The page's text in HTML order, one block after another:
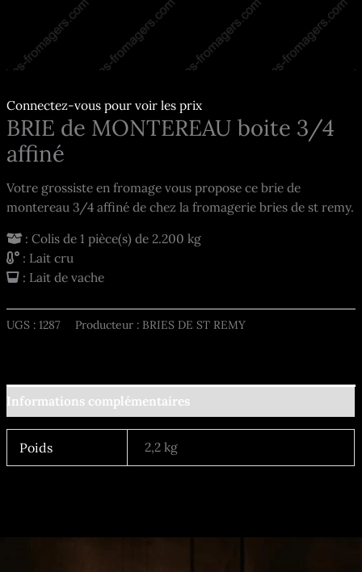
Connectez-vous pour voir les prix
BRIE de MONTEREAU boite 3/4
affiné
Votre grossiste en fromage vous propose ce brie de
montereau 3/4 affiné de chez la fromagerie bries de st remy.
: Colis de 1 pièce(s) de 2.200 kg
: Lait cru
: Lait de vache
UGS :1287 Producteur : BRIES DE ST REMY
Informations complémentaires
Poids 2,2 kg